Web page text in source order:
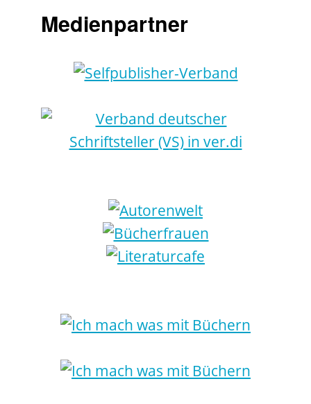
Medienpartner